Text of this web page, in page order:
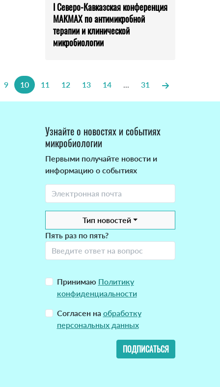
I Северо-Кавказская конференция
МАКМАХ по антимикробной
терапии и клинической
микробиологии
9 10 11 12 13 14 ... 31
Узнайте о новостях и событиях
микробиологии
Первыми получайте новости и
информацию о событиях
Тип новостей
Пять раз по пять?
Принимаю Политику
конфиденциальности
Согласен на обработку
персональных данных
ПОДПИСАТЬСЯ